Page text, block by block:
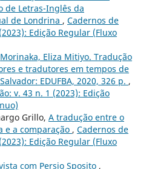
de Letras-Inglês da
de Londrina , Cadernos de
Edição Regular (Fluxo
Morinaka, Eliza Mitiyo. Tradução
e tradutores em tempos de
EDUFBA, 2020, 326 p. ,
v. 43 n. 1 (2023): Edição
Grillo, A tradução entre o
e a comparação , Cadernos de
Edição Regular (Fluxo
com Persio Sposito ,